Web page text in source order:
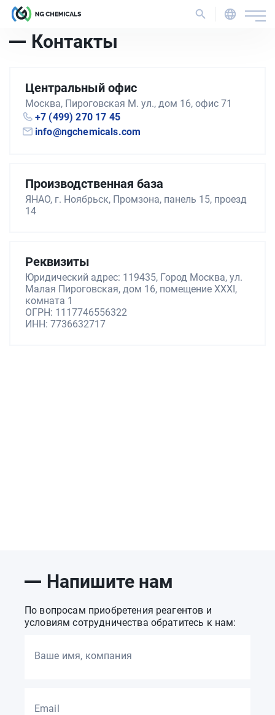
Контакты
Центральный офис
Москва, Пироговская М. ул., дом 16, офис 71
+7 (499) 270 17 45
info@ngchemicals.com
Производственная база
ЯНАО, г. Ноябрьск, Промзона, панель 15, проезд
14
Реквизиты
Юридический адрес: 119435, Город Москва, ул.
Малая Пироговская, дом 16, помещение XXXI,
комната 1
ОГРН: 1117746556322
ИНН: 7736632717
Напишите нам
По вопросам приобретения реагентов и
условиям сотрудничества обратитесь к нам:
Ваше имя, компания
Email